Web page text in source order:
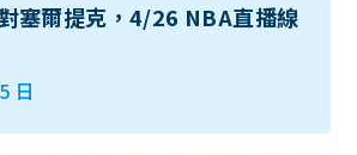
塞爾提克，4/26 NBA直播線
日